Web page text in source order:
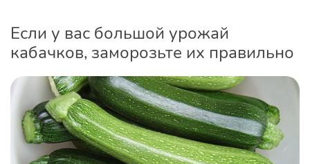
Если у вас большой урожай
кабачков, заморозьте их правильно